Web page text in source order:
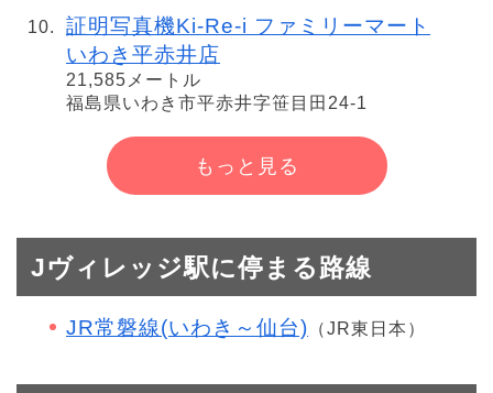
証明写真機Ki-Re-i ファミリーマート
いわき平赤井店
21,585メートル
福島県いわき市平赤井字笹目田24-1
もっと見る
Jヴィレッジ駅に停まる路線
JR常磐線(いわき～仙台) （JR東日本）